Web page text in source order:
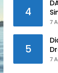
4
7
5
7